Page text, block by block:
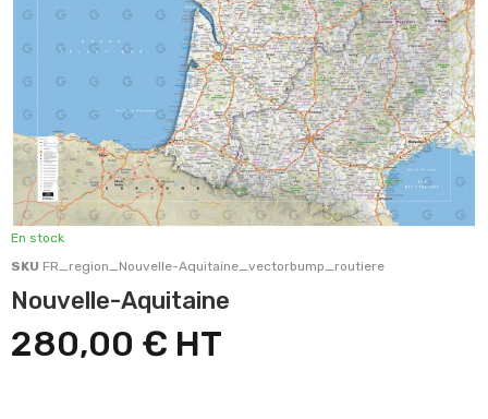
En stock
SKU FR_region_Nouvelle-Aquitaine_vectorbump_routiere
Nouvelle-Aquitaine
280,00 €